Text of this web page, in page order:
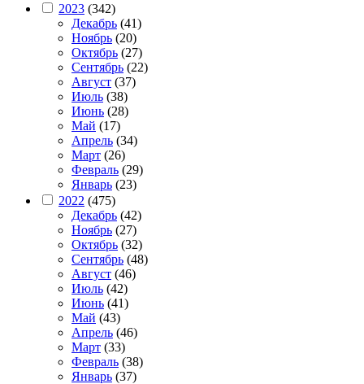
2023 (342)
Декабрь (41)
Ноябрь (20)
Октябрь (27)
Сентябрь (22)
Август (37)
Июль (38)
Июнь (28)
Май (17)
Апрель (34)
Март (26)
Февраль (29)
Январь (23)
2022 (475)
Декабрь (42)
Ноябрь (27)
Октябрь (32)
Сентябрь (48)
Август (46)
Июль (42)
Июнь (41)
Май (43)
Апрель (46)
Март (33)
Февраль (38)
Январь (37)